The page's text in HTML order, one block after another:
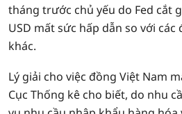
tháng trước chủ yếu do Fed cắt
USD mất sức hấp dẫn so với
khác.
Lý giải cho việc đồng Việt Nam
Cục Thống kê cho biết, do nhu